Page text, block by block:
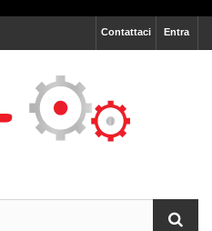
Entra
Contattaci